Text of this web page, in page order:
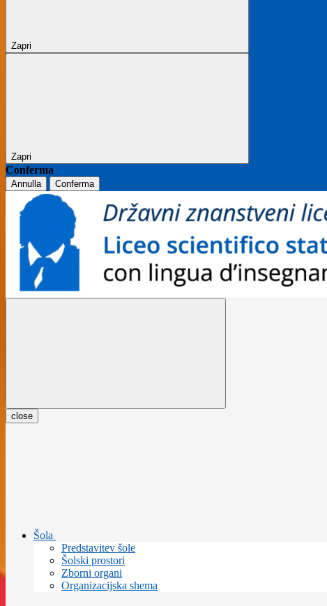
Zapri
Zapri
Conferma
Annulla Conferma
close
Šola
Predstavitev šole
Šolski prostori
Zborni organi
Organizacijska shema